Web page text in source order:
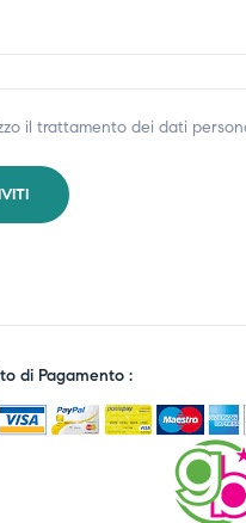
il trattamento dei dati
di Pagamento :